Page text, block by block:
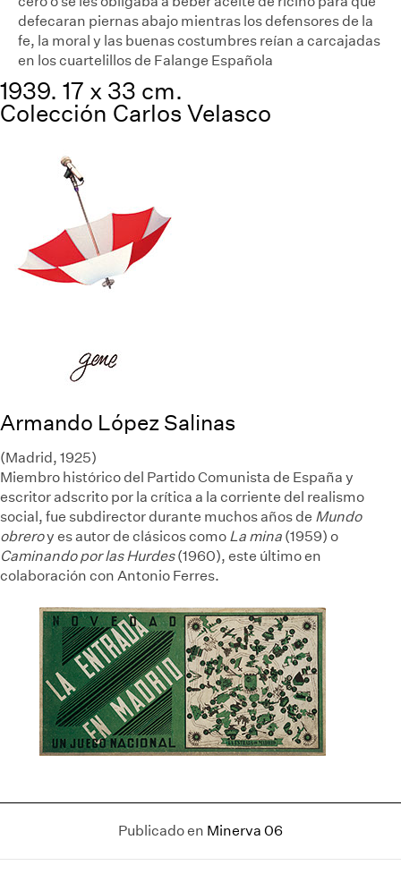
defecaran piernas abajo mientras los defensores de la
fe, la moral y las buenas costumbres reían a carcajadas
en los cuartelillos de Falange Española
1939. 17 x 33 cm.
Colección Carlos Velasco
Armando López Salinas
(Madrid, 1925)
Miembro histórico del Partido Comunista de España y
escritor adscrito por la crítica a la corriente del realismo
social, fue subdirector durante muchos años de Mundo
obreroy es autor de clásicos como La mina (1959) o
Caminando por las Hurdes(1960), este último en
colaboración con Antonio Ferres.
Publicado en Minerva 06